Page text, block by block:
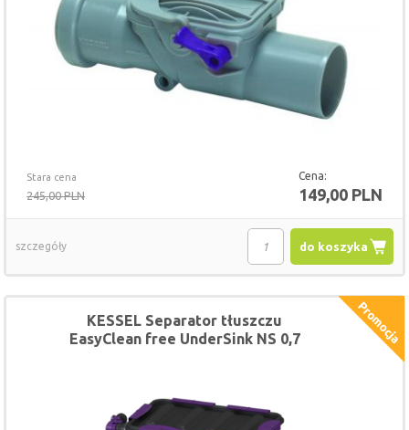
Stara cena
245,00 PLN
Cena:
149,00 PLN
do koszyka
szczegóły
KESSEL Separator tłuszczu
EasyClean free UnderSink NS 0,7